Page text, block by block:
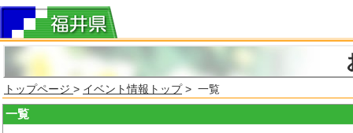
トップページ > イベント情報トップ> 一覧
一覧